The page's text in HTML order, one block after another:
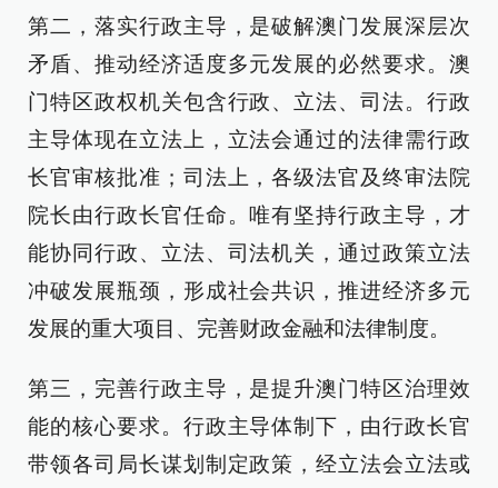
第二，落实行政主导，是破解澳门发展深层次
矛盾、推动经济适度多元发展的必然要求。澳
门特区政权机关包含行政、立法、司法。行政
主导体现在立法上，立法会通过的法律需行政
长官审核批准；司法上，各级法官及终审法院
院长由行政长官任命。唯有坚持行政主导，才
能协同行政、立法、司法机关，通过政策立法
冲破发展瓶颈，形成社会共识，推进经济多元
发展的重大项目、完善财政金融和法律制度。
第三，完善行政主导，是提升澳门特区治理效
能的核心要求。行政主导体制下，由行政长官
带领各司局长谋划制定政策，经立法会立法或